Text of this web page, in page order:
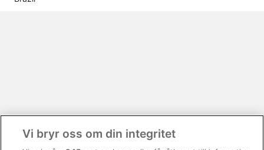
Vi bryr oss om din integritet